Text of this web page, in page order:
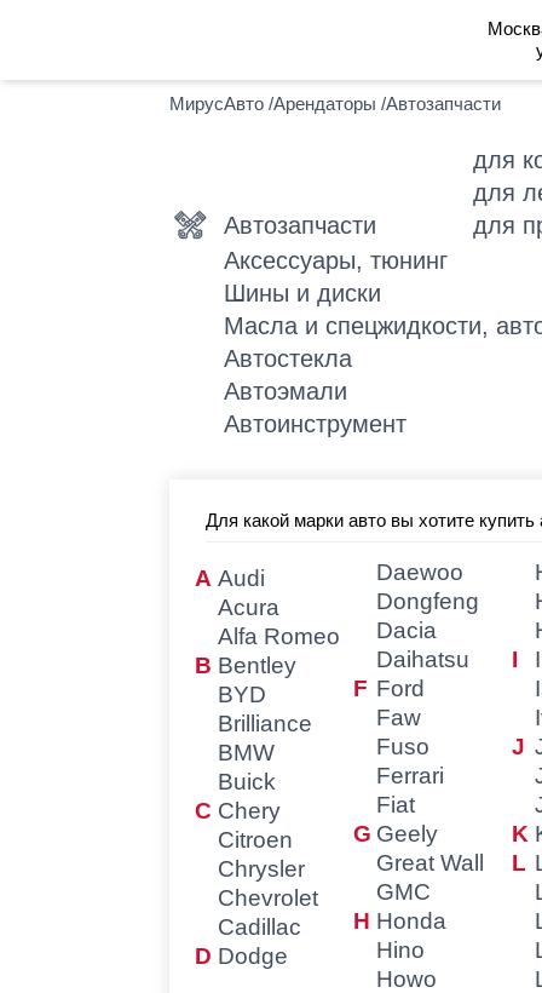
МирусАвто /Арендаторы /Автозапчасти
Автозапчасти
для
для
для
Аксессуары, тюнинг
Шины и диски
Масла и спецжидкости,
Автостекла
Автоэмали
Автоинструмент
Для какой марки авто вы хотите купить
Audi
Acura
Alfa Romeo
Bentley
BYD
Brilliance
BMW
Buick
Chery
Citroen
Chrysler
Chevrolet
Cadillac
Dodge
Daewoo
Dongfeng
Dacia
Daihatsu
Ford
Faw
Fuso
Ferrari
Fiat
Geely
Great Wall
GMC
Honda
Hino
Howo